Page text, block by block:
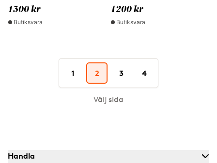
1300 kr
Butiksvara
1200 kr
Butiksvara
1 2 3 4
Välj sida
Handla